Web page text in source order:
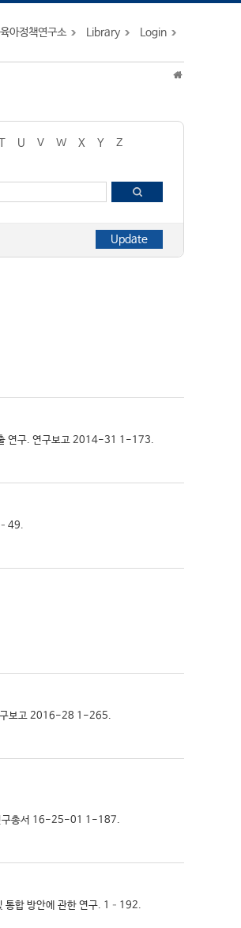
육아정책연구소 Library Login
U V W X Y
Z
연구. 연구보고 2014-31 1-173.
보고 2016-28 1-265.
연구총서 16-25-01 1-187.
통합 방안에 관한 연구. 1–192.